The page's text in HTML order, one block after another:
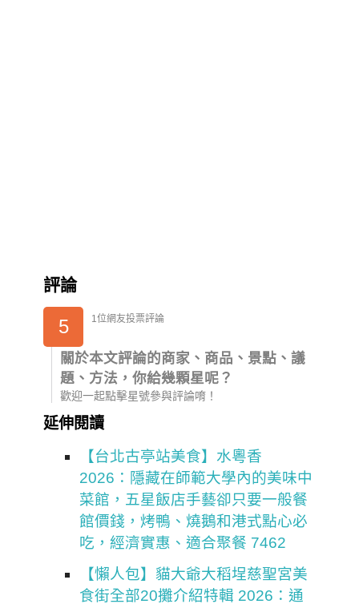
評論
5 1位網友投票評論
關於本文評論的商家、商品、景點、議
題、方法，你給幾顆星呢？
歡迎一起點擊星號參與評論唷！
延伸閱讀
【台北古亭站美食】水粵香
2026：隱藏在師範大學內的美味中
菜館，五星飯店手藝卻只要一般餐
館價錢，烤鴨、燒鵝和港式點心必
吃，經濟實惠、適合聚餐 7462
【懶人包】貓大爺大稻埕慈聖宮美
食街全部20攤介紹特輯 2026：通